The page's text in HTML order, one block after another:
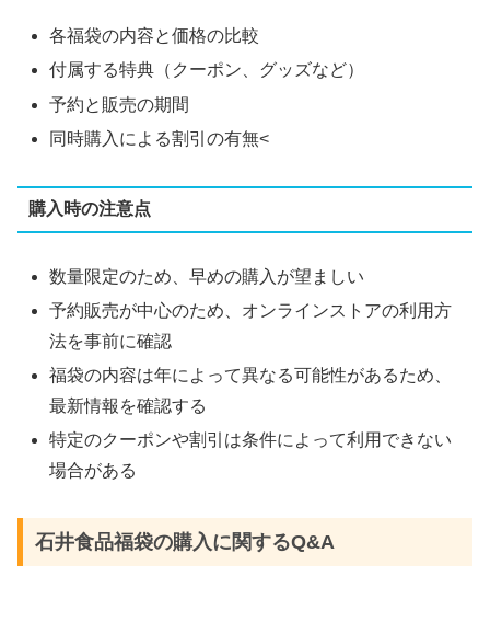
各福袋の内容と価格の比較
付属する特典（クーポン、グッズなど）
予約と販売の期間
同時購入による割引の有無​<
購入時の注意点
数量限定のため、早めの購入が望ましい
予約販売が中心のため、オンラインストアの利用方
法を事前に確認
福袋の内容は年によって異なる可能性があるため、
最新情報を確認する
特定のクーポンや割引は条件によって利用できない
場合がある​
石井食品福袋の購入に関するQ&A